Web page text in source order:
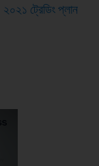
২০২১ ট্রেডিং প্লান